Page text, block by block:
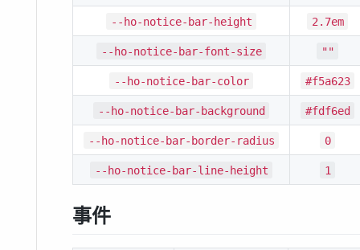
--ho-notice-bar-height 2.7em
--ho-notice-bar-font-size ""
--ho-notice-bar-color #f5a623
--ho-notice-bar-background #fdf6ed
--ho-notice-bar-border-radius 0
--ho-notice-bar-line-height 1
事件